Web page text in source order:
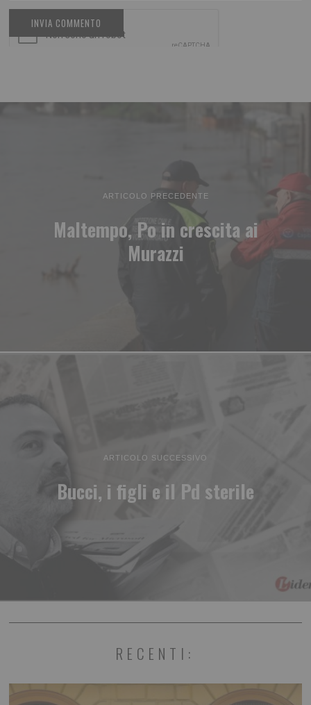
ARTICOLO PRECEDENTE
Maltempo, Po in crescita ai
Murazzi
ARTICOLO SUCCESSIVO
Bucci, i figli e il Pd sterile
RECENTI: